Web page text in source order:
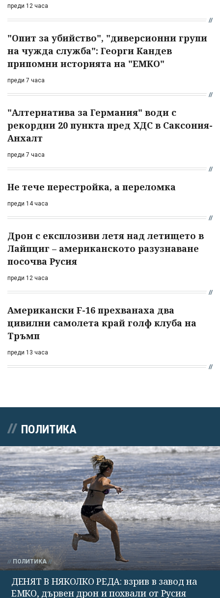
преди 12 часа
"Опит за убийство", "диверсионни групи
на чужда служба": Георги Кандев
припомни историята на "ЕМКО"
преди 7 часа
"Алтернатива за Германия" води с
рекордни 20 пункта пред ХДС в Саксония-
Анхалт
преди 7 часа
Не тече перестройка, а переломка
преди 14 часа
Дрон с експлозиви летя над летището в
Лайпциг – американското разузнаване
посочва Русия
преди 12 часа
Американски F-16 прехванаха два
цивилни самолета край голф клуба на
Тръмп
преди 13 часа
ПОЛИТИКА
ПОЛИТИКА
ДЕНЯТ В НЯКОЛКО РЕДА: взрив в завод на
ЕМКО, дървен дрон и похвали от Русия